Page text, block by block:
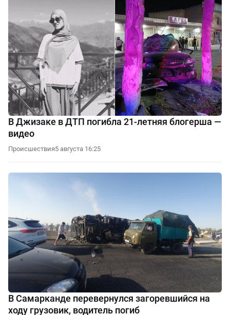
В Джизаке в ДТП погибла 21-летняя блогерша —
видео
Происшествия5 августа 16:25
В Самарканде перевернулся загоревшийся на
ходу грузовик, водитель погиб